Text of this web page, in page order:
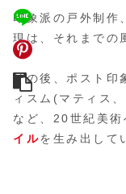
印象派の戸外制作
現は、それまでの
その後、ポスト
ィスム(マティス
など、20世紀美
イルを生み出して